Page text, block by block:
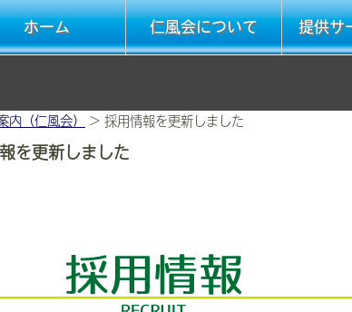
ホーム 仁風会について 提供サ
内（仁風会） > 採用情報を更新しました
を更新しました